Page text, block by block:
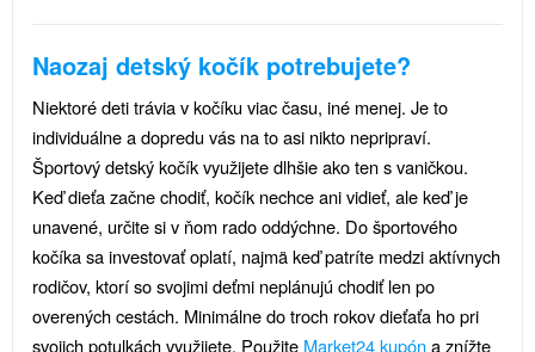
Naozaj detský kočík potrebujete?
Niektoré deti trávia v kočíku viac času, iné menej. Je to
individuálne a dopredu vás na to asi nikto nepripraví.
Športový detský kočík využijete dlhšie ako ten s vaničkou.
Keď dieťa začne chodiť, kočík nechce ani vidieť, ale keď je
unavené, určite si v ňom rado oddýchne. Do športového
kočíka sa investovať oplatí, najmä keď patríte medzi aktívnych
rodičov, ktorí so svojimi deťmi neplánujú chodiť len po
overených cestách. Minimálne do troch rokov dieťaťa ho pri
svojich potulkách využijete. Použite Market24 kupóna znížte